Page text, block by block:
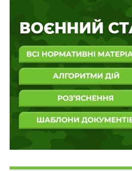
проживання дитини із батьком,
відокремлення дитини від
психотравми дитини, що прямо
інтересам.
Суди не врахували, що
обов’язок при вирішенні
батьків у вихованні дитини
вчинення домашнього
так і за присутності дитини.
належить також перевіряти
про визначення місця
Суди не перевірили тверджень